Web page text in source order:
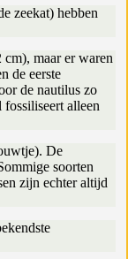
zeekat) hebben
maar er waren
de eerste
de nautilus zo
alleen
De
soorten
zijn echter altijd